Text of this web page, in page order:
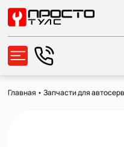
Главная •Запчасти для